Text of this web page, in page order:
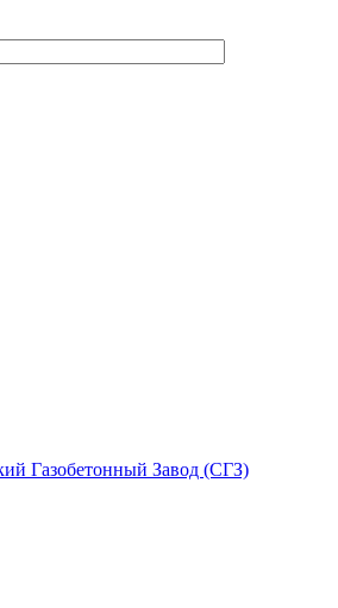
Газобетонный Завод (СГЗ)